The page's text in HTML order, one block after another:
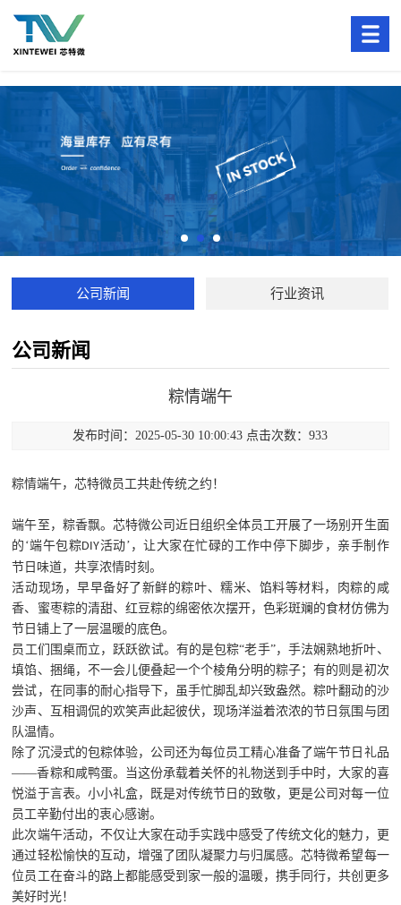
公司新闻 行业资讯
公司新闻
粽情端午
发布时间：2025-05-30 10:00:43 点击次数：933
粽情端午，芯特微员工共赴传统之约！
端午至，粽香飘。 芯特微公司近日组织全体员工开展了一场别开生面
的 ‘端午包粽DIY活动’，让大家在忙碌的工作中停下脚步，亲手制作
节日味道，共享浓情时刻。
活动现场，早早备好了新鲜的粽叶、糯米、馅料等材料，肉粽的咸
香、蜜枣粽的清甜、红豆粽的绵密依次摆开，色彩斑斓的食材仿佛为
节日铺上了一层温暖的底色。
员工们围桌而立 ，跃跃欲试。有的是包粽“老手”，手法娴熟地折叶、
填馅、捆绳，不一会儿便叠起一个个棱角分明的粽子；有的则是初次
尝试，在同事的耐心指导下，虽手忙脚乱却兴致盎然。粽叶翻动的沙
沙声、互相调侃的欢笑声此起彼伏，现场洋溢着浓浓的节日氛围与团
队温情。
除了沉浸式的包粽体验，公司还为每位员工精心准备了端午节日礼品
——香粽和 咸鸭蛋。当这份承载着关怀的礼物送到手中时，大家的喜
悦溢于言表。小小礼盒，既是对传统节日的致敬，更是公司对每一位
员工辛勤付出的衷心感谢。
此次端午活动，不仅让大家在动手实践中感受了传统文化的魅力，更
通过轻松愉快的互动，增强了团队凝聚力与归属感。芯特微希望每一
位员工在奋斗的路上都能感受到家一般的温暖，携手同行，共创更多
美好时光！